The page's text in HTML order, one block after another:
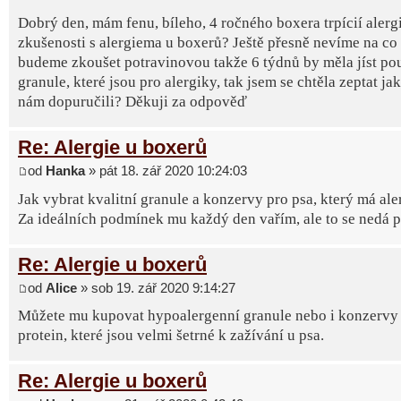
Dobrý den, mám fenu, bíleho, 4 ročného boxera trpícií
zkušenosti s alergiema u boxerů? Ještě přesně nevíme na
budeme zkoušet potravinovou takže 6 týdnů by měla jíst
granule, které jsou pro alergiky, tak jsem se chtěla zeptat
nám dopuručili? Děkuji za odpověď
Re: Alergie u boxerů
od Hanka» pát 18. zář 2020 10:24:03
Jak vybrat kvalitní granule a konzervy pro psa, který má
Za ideálních podmínek mu každý den vařím, ale to se nedá
Re: Alergie u boxerů
od Alice » sob 19. zář 2020 9:14:27
Můžete mu kupovat hypoalergenní granule nebo i
protein, které jsou velmi šetrné k zažívání u psa.
Re: Alergie u boxerů